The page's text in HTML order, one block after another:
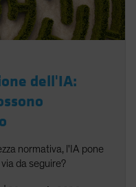
dell'IA:
normativa, l'IA pone
da seguire?